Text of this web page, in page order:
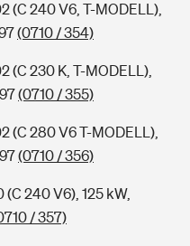
(C 240 V6, T-MODELL),
(0710 / 354)
(C 230 K, T-MODELL),
(0710 / 355)
(C 280 V6 T-MODELL),
(0710 / 356)
240 V6), 125 kW,
/ 357)